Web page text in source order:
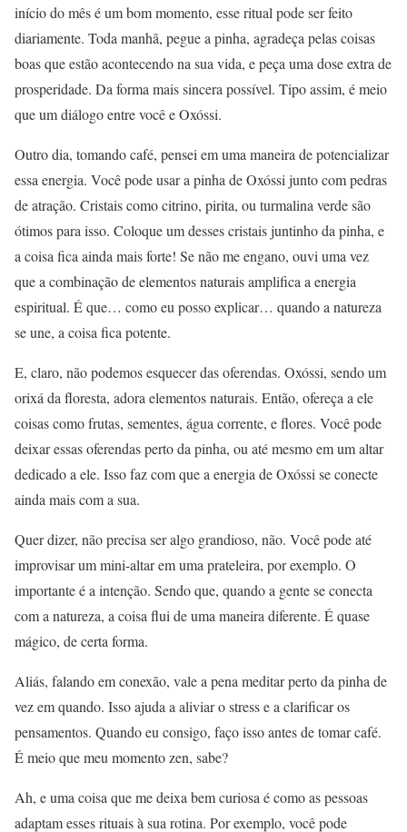
início do mês é um bom momento, esse ritual pode ser feito
diariamente. Toda manhã, pegue a pinha, agradeça pelas coisas
boas que estão acontecendo na sua vida, e peça uma dose extra de
prosperidade. Da forma mais sincera possível. Tipo assim, é meio
que um diálogo entre você e Oxóssi.
Outro dia, tomando café, pensei em uma maneira de potencializar
essa energia. Você pode usar a pinha de Oxóssi junto com pedras
de atração. Cristais como citrino, pirita, ou turmalina verde são
ótimos para isso. Coloque um desses cristais juntinho da pinha, e
a coisa fica ainda mais forte! Se não me engano, ouvi uma vez
que a combinação de elementos naturais amplifica a energia
espiritual. É que… como eu posso explicar… quando a natureza
se une, a coisa fica potente.
E, claro, não podemos esquecer das oferendas. Oxóssi, sendo um
orixá da floresta, adora elementos naturais. Então, ofereça a ele
coisas como frutas, sementes, água corrente, e flores. Você pode
deixar essas oferendas perto da pinha, ou até mesmo em um altar
dedicado a ele. Isso faz com que a energia de Oxóssi se conecte
ainda mais com a sua.
Quer dizer, não precisa ser algo grandioso, não. Você pode até
improvisar um mini-altar em uma prateleira, por exemplo. O
importante é a intenção. Sendo que, quando a gente se conecta
com a natureza, a coisa flui de uma maneira diferente. É quase
mágico, de certa forma.
Aliás, falando em conexão, vale a pena meditar perto da pinha de
vez em quando. Isso ajuda a aliviar o stress e a clarificar os
pensamentos. Quando eu consigo, faço isso antes de tomar café.
É meio que meu momento zen, sabe?
Ah, e uma coisa que me deixa bem curiosa é como as pessoas
adaptam esses rituais à sua rotina. Por exemplo, você pode